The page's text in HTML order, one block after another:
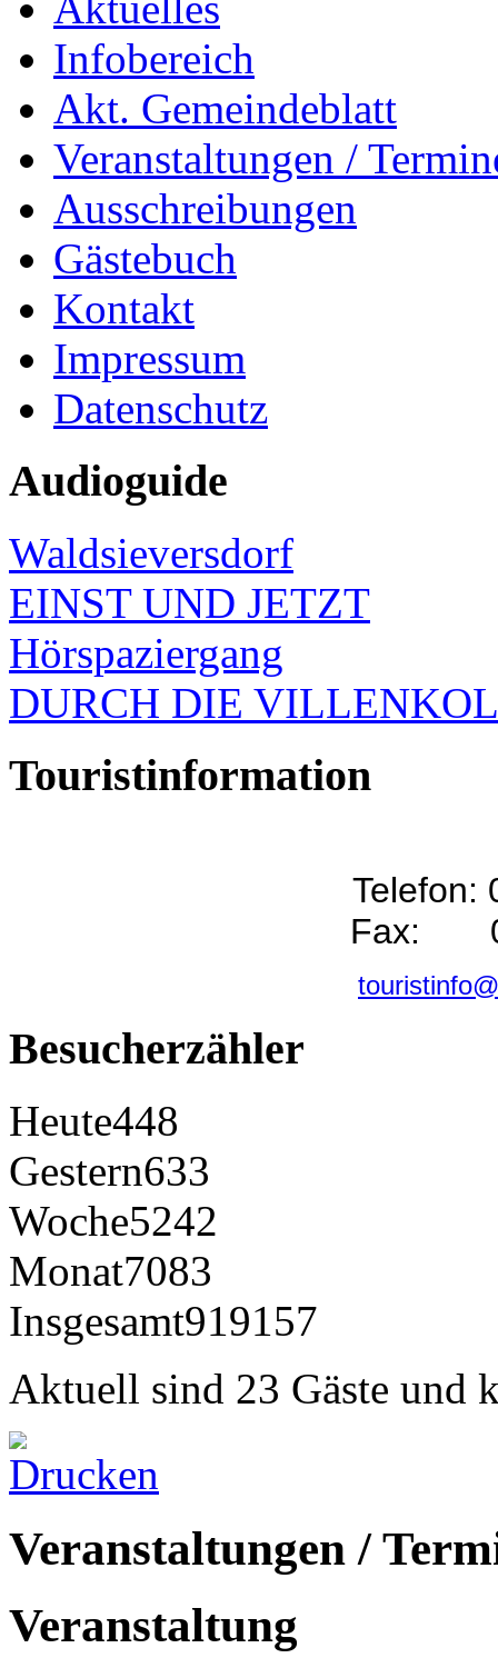
Infobereich
Akt. Gemeindeblatt
Veranstaltungen /
Ausschreibungen
Gästebuch
Kontakt
Impressum
Datenschutz
Audioguide
Waldsieversdorf
EINST UND JETZT
Hörspaziergang
DURCH DIE
Touristinformation
Telefon:
Fax:
Besucherzähler
Heute448
Gestern633
Woche5242
Monat7083
Insgesamt919157
Aktuell sind 23 Gäste und
Veranstaltungen /
Veranstaltung